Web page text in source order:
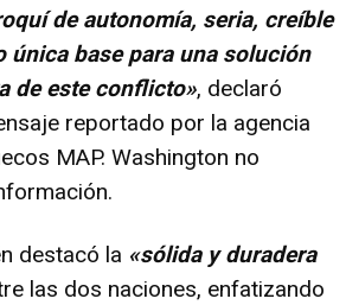
de autonomía, seria, creíble
única base para una solución
de este conflicto», declaró
reportado por la agencia
MAP. Washington no
destacó la «sólida y duradera
las dos naciones, enfatizando